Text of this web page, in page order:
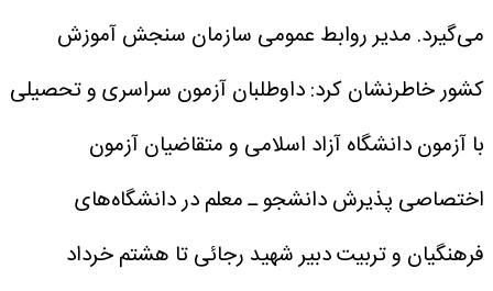
می‌گیرد. مدیر روابط عمومی سازمان سنجش آموزش
کشور خاطرنشان کرد: داوطلبان آزمون سراسری و تحصیلی
با آزمون دانشگاه آزاد اسلامی و متقاضیان آزمون
اختصاصی پذیرش دانشجو ـ معلم در دانشگاه‌های
فرهنگیان و تربیت دبیر شهید رجائی تا هشتم خرداد